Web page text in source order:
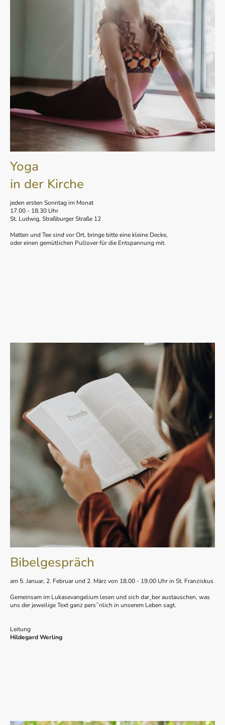
Yoga
in der Kirche
jeden ersten Sonntag im Monat
17.00 - 18.30 Uhr
St. Ludwig, Straßburger Straße 12
Matten und Tee sind vor Ort, bringe bitte eine kleine Decke,
oder einen gemütlichen Pullover für die Entspannung mit.
Bibelgespräch
am 5. Januar, 2. Februar und 2. März von 18.00 - 19.00 Uhr in St. Franziskus
Gemeinsam im Lukasevangelium lesen und sich dar¸ber austauschen, was
uns der jeweilige Text ganz persˆnlich in unserem Leben sagt.
Leitung
Hildegard Werling